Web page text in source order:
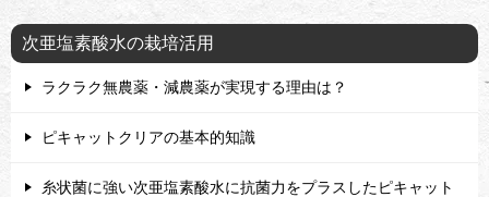
次亜塩素酸水の栽培活用
ラクラク無農薬・減農薬が実現する理由は？
ピキャットクリアの基本的知識
糸状菌に強い次亜塩素酸水に抗菌力をプラスしたピキャット